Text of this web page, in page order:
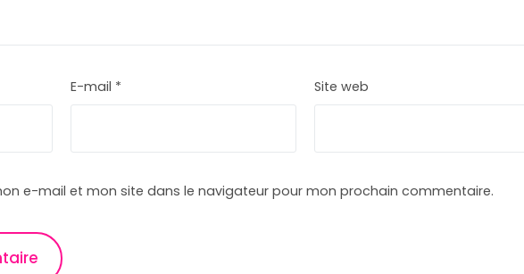
E-mail * Site web
e-mail et mon site dans le navigateur pour mon prochain commentaire.